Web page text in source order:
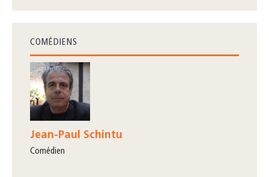
COMÉDIENS
Jean-Paul Schintu
comédien